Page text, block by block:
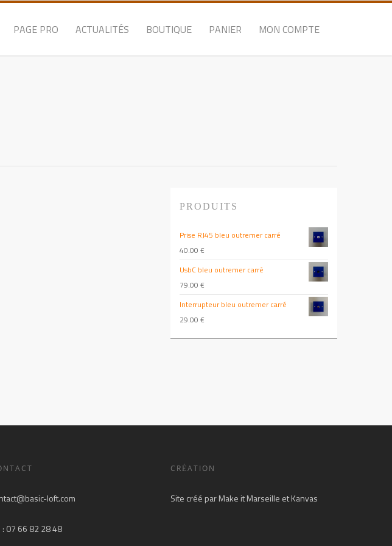
PAGE PRO ACTUALITÉS BOUTIQUE PANIER MON COMPTE
PRODUITS
Prise RJ45 bleu outremer carré
40.00€
UsbC bleu outremer carré
79.00€
Interrupteur bleu outremer carré
29.00€
loft.com
: 07 66 82 28 48
CRÉATION
Site créé parMake it Marseille etKanvas